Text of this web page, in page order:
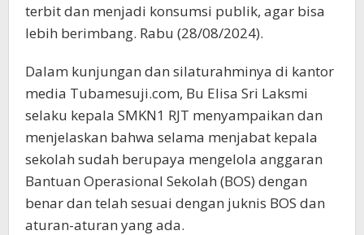
terbit dan menjadi konsumsi publik, agar bisa
lebih berimbang. Rabu (28/08/2024).
Dalam kunjungan dan silaturahminya di kantor
media Tubamesuji.com, Bu Elisa Sri Laksmi
selaku kepala SMKN1 RJT menyampaikan dan
menjelaskan bahwa selama menjabat kepala
sekolah sudah berupaya mengelola anggaran
Bantuan Operasional Sekolah (BOS) dengan
benar dan telah sesuai dengan juknis BOS dan
aturan-aturan yang ada.